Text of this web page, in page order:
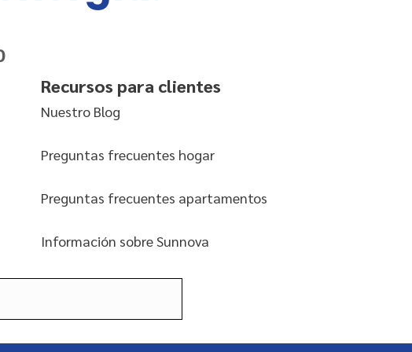
Recursos para clientes
Nuestro Blog
Preguntas frecuentes hogar
Preguntas frecuentes apartamentos
Información sobre Sunnova